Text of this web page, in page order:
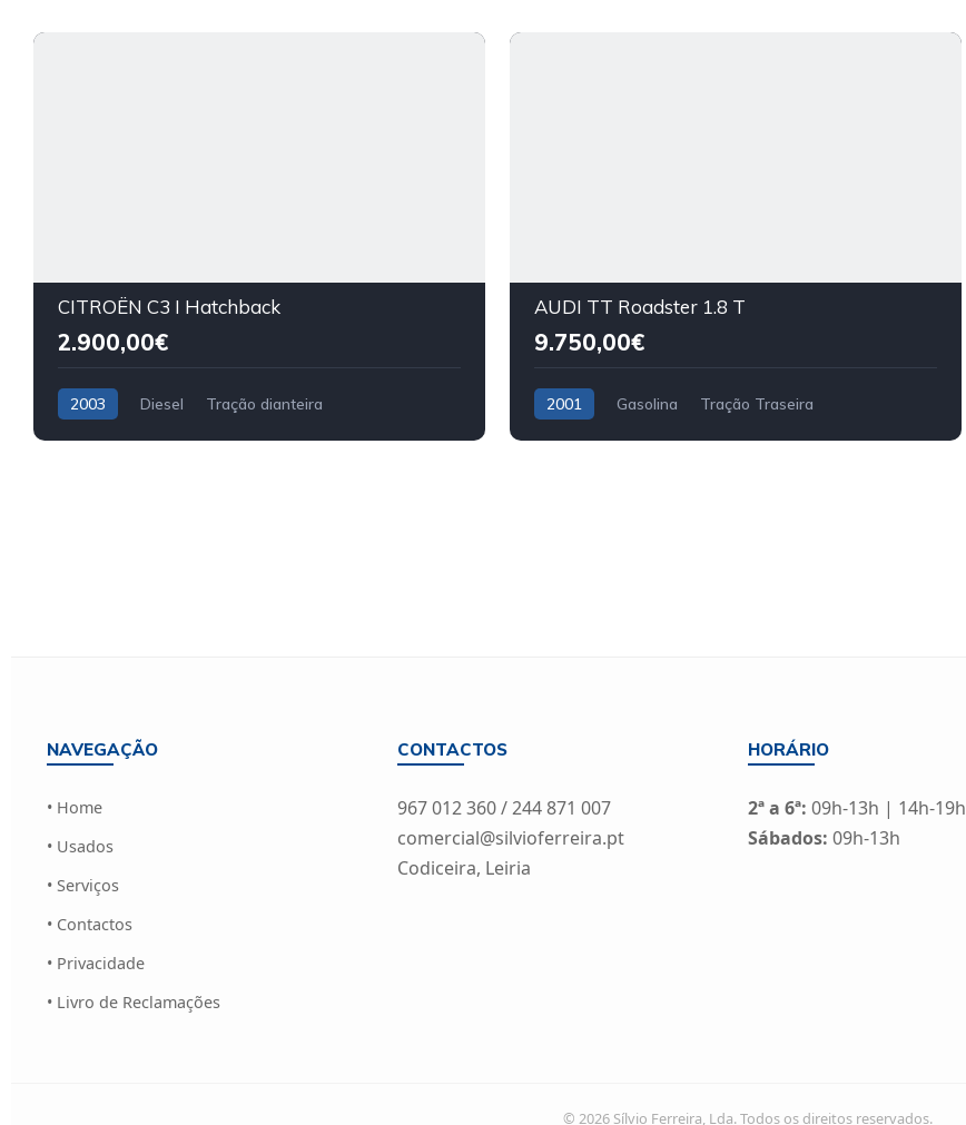
CITROËN C3 I Hatchback
2.900,00€
2003 Diesel Tração dianteira
AUDI TT Roadster 1.8 T
9.750,00€
2001 Gasolina Tração Traseira
NAVEGAÇÃO
• Home
• Usados
• Serviços
• Contactos
• Privacidade
• Livro de Reclamações
CONTACTOS
967 012 360 / 244 871 007
comercial@silvioferreira.pt
Codiceira, Leiria
HORÁRIO
2ª a 6ª: 09h-13h | 14h-19h
Sábados: 09h-13h
© 2026 Sílvio Ferreira, Lda. Todos os direitos reservados.